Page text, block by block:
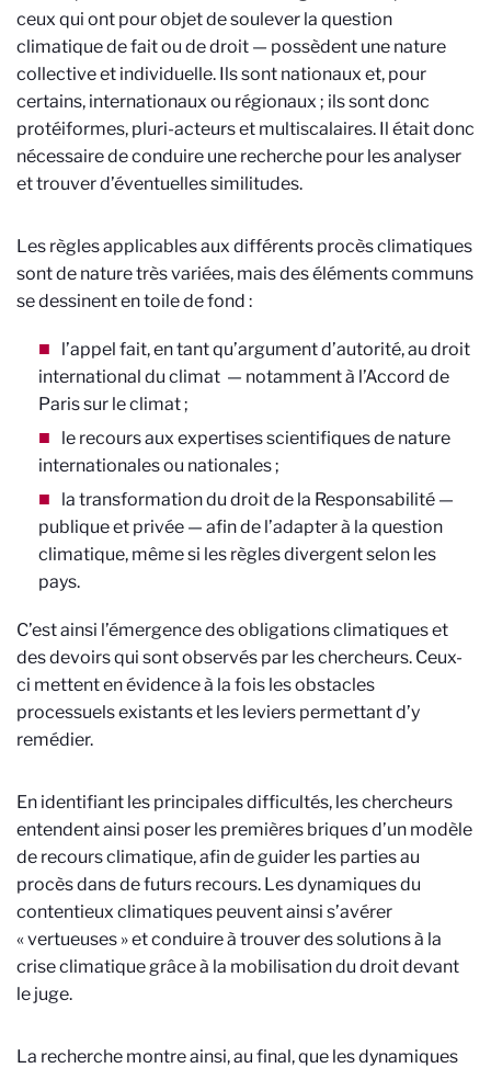
ceux qui ont pour objet de soulever la question
climatique de fait ou de droit — possèdent une nature
collective et individuelle. Ils sont nationaux et, pour
certains, internationaux ou régionaux ; ils sont donc
protéiformes, pluri-acteurs et multiscalaires. Il était donc
nécessaire de conduire une recherche pour les analyser
et trouver d’éventuelles similitudes.
Les règles applicables aux différents procès climatiques
sont de nature très variées, mais des éléments communs
se dessinent en toile de fond :
l’appel fait, en tant qu’argument d’autorité, au droit
international du climat — notamment à l’Accord de
Paris sur le climat ;
le recours aux expertises scientifiques de nature
internationales ou nationales ;
la transformation du droit de la Responsabilité —
publique et privée — afin de l’adapter à la question
climatique, même si les règles divergent selon les
pays.
C’est ainsi l’émergence des obligations climatiques et
des devoirs qui sont observés par les chercheurs. Ceux-
ci mettent en évidence à la fois les obstacles
processuels existants et les leviers permettant d’y
remédier.
En identifiant les principales difficultés, les chercheurs
entendent ainsi poser les premières briques d’un modèle
de recours climatique, afin de guider les parties au
procès dans de futurs recours. Les dynamiques du
contentieux climatiques peuvent ainsi s’avérer
« vertueuses » et conduire à trouver des solutions à la
crise climatique grâce à la mobilisation du droit devant
le juge.
La recherche montre ainsi, au final, que les dynamiques